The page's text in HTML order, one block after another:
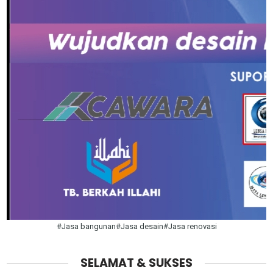
#Jasa bangunan#Jasa desain#Jasa renovasi
SELAMAT & SUKSES